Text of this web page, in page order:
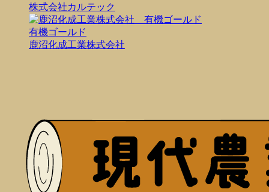
株式会社カルテック
有機ゴールド
鹿沼化成工業株式会社